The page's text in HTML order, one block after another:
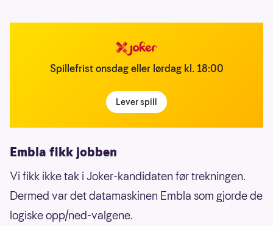
Spillefrist onsdag eller lørdag kl. 18:00
Lever spill
Embla fikk jobben
Vi fikk ikke tak i Joker-kandidaten før trekningen.
Dermed var det datamaskinen Embla som gjorde de
logiske opp/ned-valgene.